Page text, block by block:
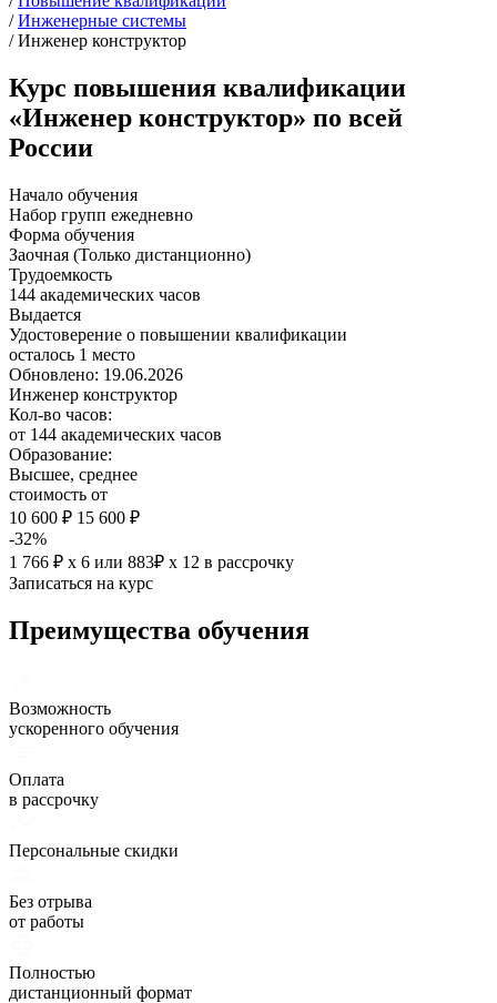
/ Инженерные системы
/ Инженер конструктор
Курс повышения квалификации
«Инженер конструктор» по всей
России
Начало обучения
Набор групп ежедневно
Форма обучения
Заочная (Только дистанционно)
Трудоемкость
144 академических часов
Выдается
Удостоверение о повышении квалификации
осталось 1 место
Обновлено: 19.06.2026
Инженер конструктор
Кол-во часов:
от 144 академических часов
Образование:
Высшее, среднее
стоимость от
10 600 ₽ 15 600 ₽
-32%
1 766 ₽ х 6 или 883₽ х 12 в рассрочку
Записаться на курс
Преимущества обучения
Возможность
ускоренного обучения
Оплата
в рассрочку
Персональные скидки
Без отрыва
от работы
Полностью
дистанционный формат